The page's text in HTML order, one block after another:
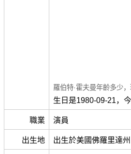
羅伯特·霍夫曼年齡多少，
生日是1980-09-21，
職業 演員
出生地 出生於美國佛羅里達